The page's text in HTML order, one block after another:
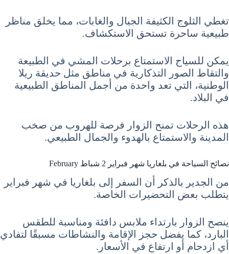
تغطي الثلوج الكثيفة الجبال والغابات، مما يخلق مناظر
طبيعية ساحرة تستحق الاستكشاف.
يمكن للسياح الاستمتاع برحلات المشي في الطبيعة
والتقاط الصور التذكارية في مناطق مثل حديقة ريلا
الوطنية، التي تعد واحدة من أجمل المناطق الطبيعية
في البلاد.
هذه الرحلات تمنح الزوار فرصة للهروب من صخب
المدينة والاستمتاع بالهدوء والجمال الطبيعي.
نصائح السياحة في بلغاريا شهر فبراير 2 شباط February
من الجدير بالذكر أن السفر إلى بلغاريا في شهر فبراير
يتطلب بعض التحضيرات الخاصة.
ينصح الزوار بارتداء ملابس دافئة ومناسبة للطقس
البارد، كما يفضل حجز الإقامة والنشاطات مسبقًا لتفادي
أي ازدحام أو ارتفاع في الأسعار.